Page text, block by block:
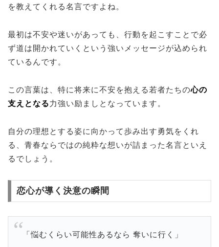
を教えてくれる名言ですよね。
最初は不安や迷いがあっても、行動を起こすことで必
ず道は開かれていくという強いメッセージが込められ
ているんです。
この言葉は、特に将来に不安を抱える若者たちの心の
支えとなる力強い励ましとなっています。
自分の理想とする姿に向かって歩み出す勇気をくれ
る、青春ならではの純粋な想いが詰まった名言といえ
るでしょう。
恋心が導く決意の瞬間
「悩むくらい可能性あるなら 奪いに行く」